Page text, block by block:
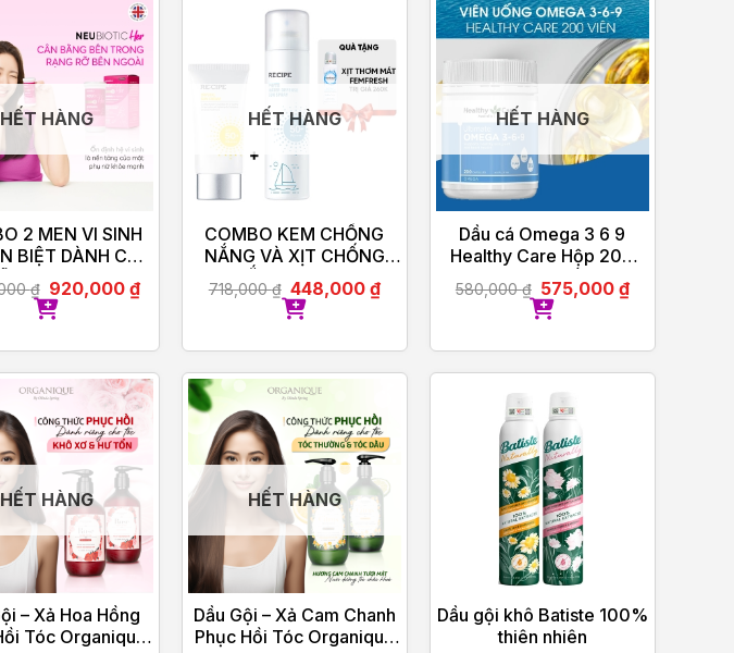
HẾT HÀNG
2 MEN VI SINH
BIỆT DÀNH CHO
NEUBIOTIC HER
₫ 920,000 ₫
HẾT HÀNG
COMBO KEM CHỐNG
NẮNG VÀ XỊT CHỐNG
NẮNG RE:CIPE
718,000₫ 448,000 ₫
HẾT HÀNG
Dầu cá Omega 3 6 9
Healthy Care Hộp 200
Viên Của Úc
580,000₫ 575,000₫
HẾT HÀNG
– Xả Hoa Hồng
Tóc Organique
HẾT HÀNG
Dầu Gội – Xả Cam Chanh
Phục Hồi Tóc Organique
Dầu gội khô Batiste 100%
thiên nhiên